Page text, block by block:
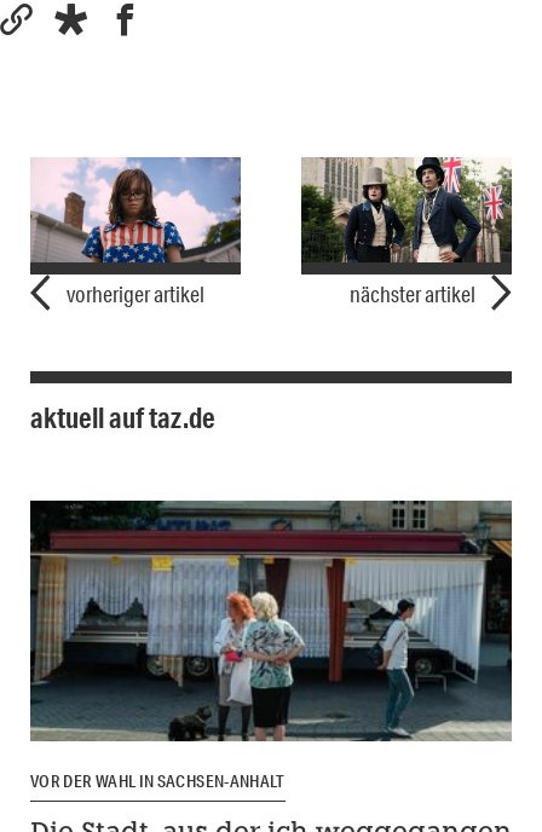
vorheriger artikel nächster artikel
aktuell auf taz.de
VOR DER WAHL IN SACHSEN-ANHALT